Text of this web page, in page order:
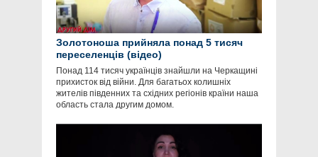
Золотоноша прийняла понад 5 тисяч
переселенців (відео)
Понад 114 тисяч українців знайшли на Черкащині
прихисток від війни. Для багатьох колишніх
жителів південних та східних регіонів країни наша
область стала другим домом.